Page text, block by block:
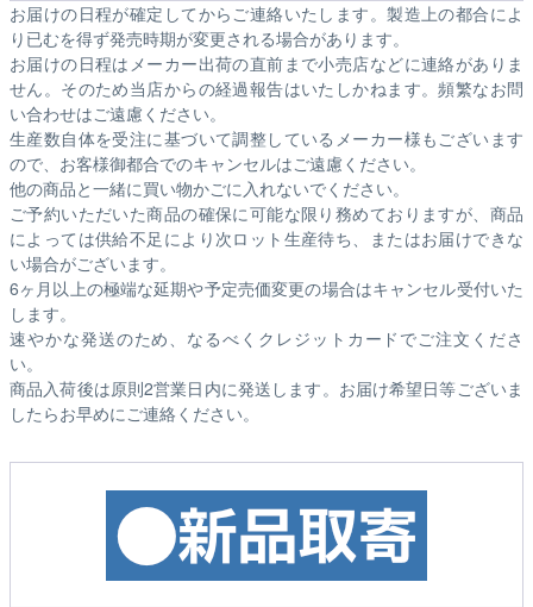
お届けの日程が確定してからご連絡いたします。製造上の都合によ
り已むを得ず発売時期が変更される場合があります。
お届けの日程はメーカー出荷の直前まで小売店などに連絡がありま
せん。そのため当店からの経過報告はいたしかねます。頻繁なお問
い合わせはご遠慮ください。
生産数自体を受注に基づいて調整しているメーカー様もございます
ので、お客様御都合でのキャンセルはご遠慮ください。
他の商品と一緒に買い物かごに入れないでください。
ご予約いただいた商品の確保に可能な限り務めておりますが、商品
によっては供給不足により次ロット生産待ち、またはお届けできな
い場合がございます。
6ヶ月以上の極端な延期や予定売価変更の場合はキャンセル受付いた
します。
速やかな発送のため、なるべくクレジットカードでご注文くださ
い。
商品入荷後は原則2営業日内に発送します。お届け希望日等ございま
したらお早めにご連絡ください。